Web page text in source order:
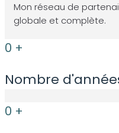
Mon réseau de
globale et complète.
0 +
Nombre
0 +